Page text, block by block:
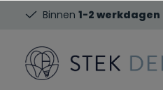
Binnen 1-2 werkdagen